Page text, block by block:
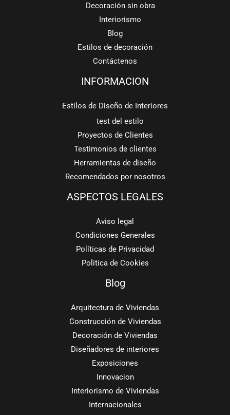
Decoración sin obra
Interiorismo
Blog
Estilos de decoración
Contáctenos
INFORMACION
Estilos de Diseño de Interiores
test del estilo
Proyectos de Clientes
Testimonios de clientes
Herramientas de diseño
Recomendados por nosotros
ASPECTOS LEGALES
Aviso legal
Condiciones Generales
Políticas de Privacidad
Politica de Cookies
Blog
Arquitectura de Viviendas
Construcción de Viviendas
Decoración de Viviendas
Diseñadores de interiores
Exposiciones
Innovacion
Interiorismo de Viviendas
Internacionales